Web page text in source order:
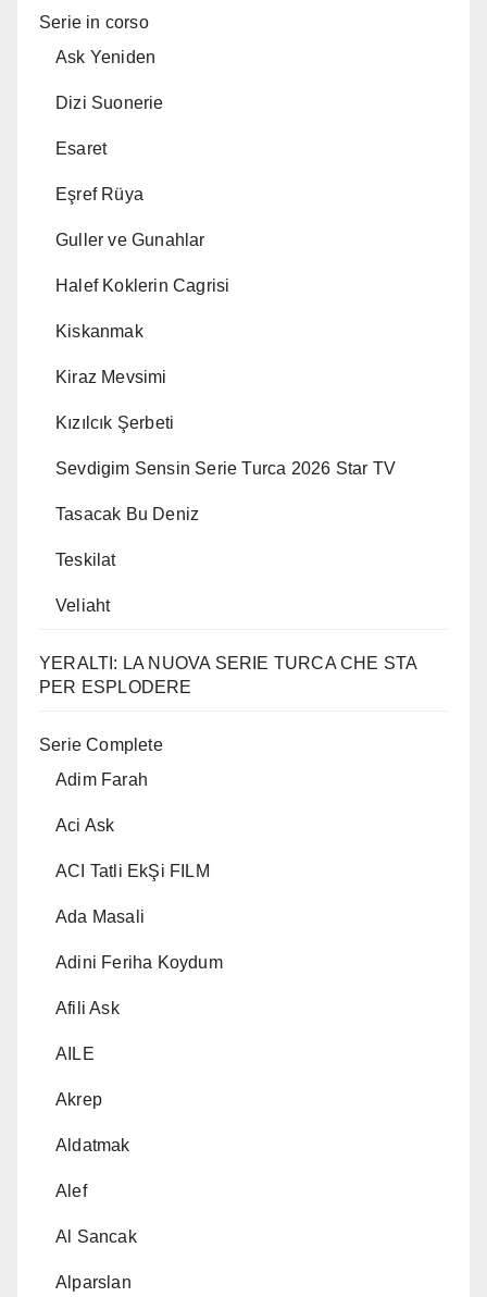
Serie in corso
Ask Yeniden
Dizi Suonerie
Esaret
Eşref Rüya
Guller ve Gunahlar
Halef Koklerin Cagrisi
Kiskanmak
Kiraz Mevsimi
Kızılcık Şerbeti
Sevdigim Sensin Serie Turca 2026 Star TV
Tasacak Bu Deniz
Teskilat
Veliaht
YERALTI: LA NUOVA SERIE TURCA CHE STA
PER ESPLODERE
Serie Complete
Adim Farah
Aci Ask
ACI Tatli EkŞi FILM
Ada Masali
Adini Feriha Koydum
Afili Ask
AILE
Akrep
Aldatmak
Alef
Al Sancak
Alparslan